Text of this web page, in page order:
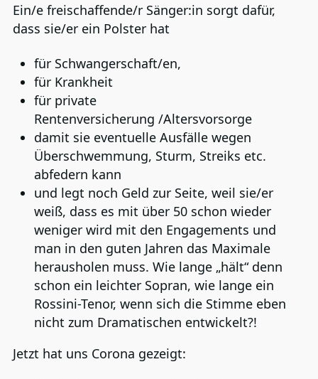
Ein/e freischaffende/r Sänger:in sorgt dafür,
dass sie/er ein Polster hat
für Schwangerschaft/en,
für Krankheit
für private
Rentenversicherung /Altersvorsorge
damit sie eventuelle Ausfälle wegen
Überschwemmung, Sturm, Streiks etc.
abfedern kann
und legt noch Geld zur Seite, weil sie/er
weiß, dass es mit über 50 schon wieder
weniger wird mit den Engagements und
man in den guten Jahren das Maximale
herausholen muss. Wie lange „hält“ denn
schon ein leichter Sopran, wie lange ein
Rossini-Tenor, wenn sich die Stimme eben
nicht zum Dramatischen entwickelt?!
Jetzt hat uns Corona gezeigt: